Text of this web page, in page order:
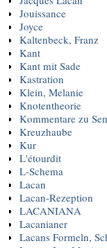
Jouissance
Joyce
Kaltenbeck, Franz
Kant
Kant mit Sade
Kastration
Klein, Melanie
Knotentheorie
Kommentare zu
Kreuzhaube
Kur
L'étourdit
L-Schema
Lacan
Lacan-Rezeption
LACANIANA
Lacanianer
Lacans Formeln,